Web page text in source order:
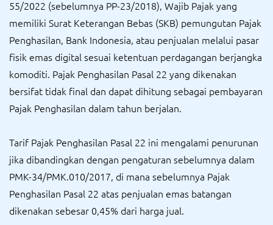
55/2022 (sebelumnya PP-23/2018), Wajib Pajak yang
memiliki Surat Keterangan Bebas (SKB) pemungutan Pajak
Penghasilan, Bank Indonesia, atau penjualan melalui pasar
fisik emas digital sesuai ketentuan perdagangan berjangka
komoditi. Pajak Penghasilan Pasal 22 yang dikenakan
bersifat tidak final dan dapat dihitung sebagai pembayaran
Pajak Penghasilan dalam tahun berjalan.
Tarif Pajak Penghasilan Pasal 22 ini mengalami penurunan
jika dibandingkan dengan pengaturan sebelumnya dalam
PMK-34/PMK.010/2017, di mana sebelumnya Pajak
Penghasilan Pasal 22 atas penjualan emas batangan
dikenakan sebesar 0,45% dari harga jual.